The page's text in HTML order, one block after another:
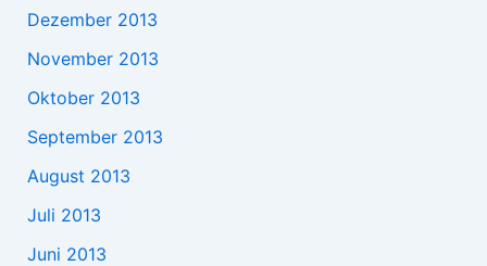
Dezember 2013
November 2013
Oktober 2013
September 2013
August 2013
Juli 2013
Juni 2013